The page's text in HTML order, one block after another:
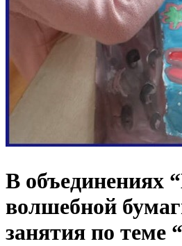
В объединениях
волшебной
занятия по теме